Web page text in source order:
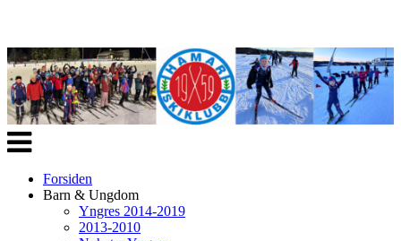
Veksle
navigasjon
Forsiden
Barn & Ungdom
Yngres 2014-2019
2013-2010